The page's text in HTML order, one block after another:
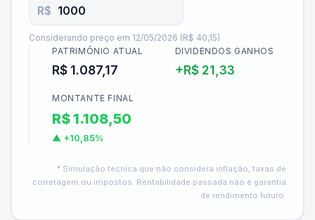
R$
Considerando preço em 12/05/2026 (R$ 40,15)
PATRIMÔNIO ATUAL
R$ 1.087,17
DIVIDENDOS GANHOS
+R$ 21,33
MONTANTE FINAL
R$ 1.108,50
▲ +10,85%
* Simulação técnica que não considera inflação, taxas de
corretagem ou impostos. Rentabilidade passada não é garantia
de rendimento futuro.